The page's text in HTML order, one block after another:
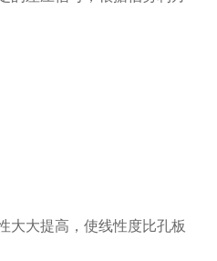
大大提高，使线性度比孔板